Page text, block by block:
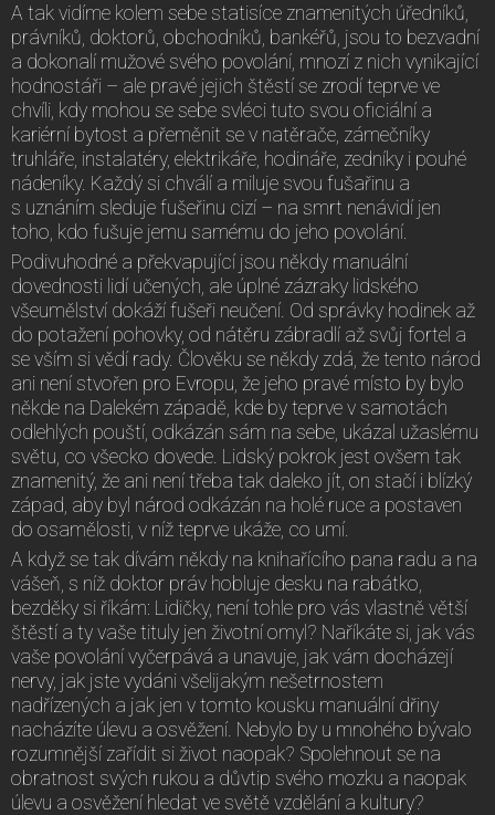
A tak vidíme kolem sebe statisíce znamenitých úředníků,
právníků, doktorů, obchodníků, bankéřů, jsou to bezvadní
a dokonalí mužové svého povolání, mnozí z nich vynikající
hodnostáři – ale pravé jejich štěstí se zrodí teprve ve
chvíli, kdy mohou se sebe svléci tuto svou oficiální a
kariérní bytost a přeměnit se v natěrače, zámečníky
truhláře, instalatéry, elektrikáře, hodináře, zedníky i pouhé
nádeníky. Každý si chválí a miluje svou fušařinu a
s uznáním sleduje fušeřinu cizí – na smrt nenávidí jen
toho, kdo fušuje jemu samému do jeho povolání.
Podivuhodné a překvapující jsou někdy manuální
dovednosti lidí učených, ale úplné zázraky lidského
všeumělství dokáží fušeři neučení. Od správky hodinek až
do potažení pohovky, od nátěru zábradlí až svůj fortel a
se vším si vědí rady. Člověku se někdy zdá, že tento národ
ani není stvořen pro Evropu, že jeho pravé místo by bylo
někde na Dalekém západě, kde by teprve v samotách
odlehlých pouští, odkázán sám na sebe, ukázal užaslému
světu, co všecko dovede. Lidský pokrok jest ovšem tak
znamenitý, že ani není třeba tak daleko jít, on stačí i blízký
západ, aby byl národ odkázán na holé ruce a postaven
do osamělosti, v níž teprve ukáže, co umí.
A když se tak dívám někdy na knihařícího pana radu a na
vášeň, s níž doktor práv hobluje desku na rabátko,
bezděky si říkám: Lidičky, není tohle pro vás vlastně větší
štěstí a ty vaše tituly jen životní omyl? Naříkáte si, jak vás
vaše povolání vyčerpává a unavuje, jak vám docházejí
nervy, jak jste vydáni všelijakým nešetrnostem
nadřízených a jak jen v tomto kousku manuální dřiny
nacházíte úlevu a osvěžení. Nebylo by u mnohého bývalo
rozumnější zařídit si život naopak? Spolehnout se na
obratnost svých rukou a důvtip svého mozku a naopak
úlevu a osvěžení hledat ve světě vzdělání a kultury?